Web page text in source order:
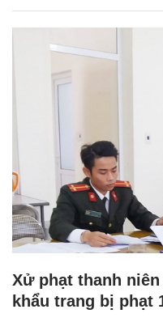
Xử phạt thanh
khẩu trang bị phạt